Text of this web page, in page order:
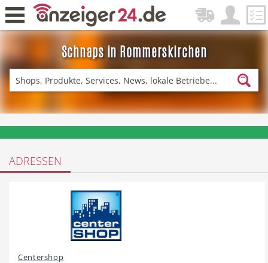
Schnaps in Rommerskirchen
Zurück
Fitness & Sport Einkaufen
DE-News News
Restaurant
ADRESSEN
Centershop